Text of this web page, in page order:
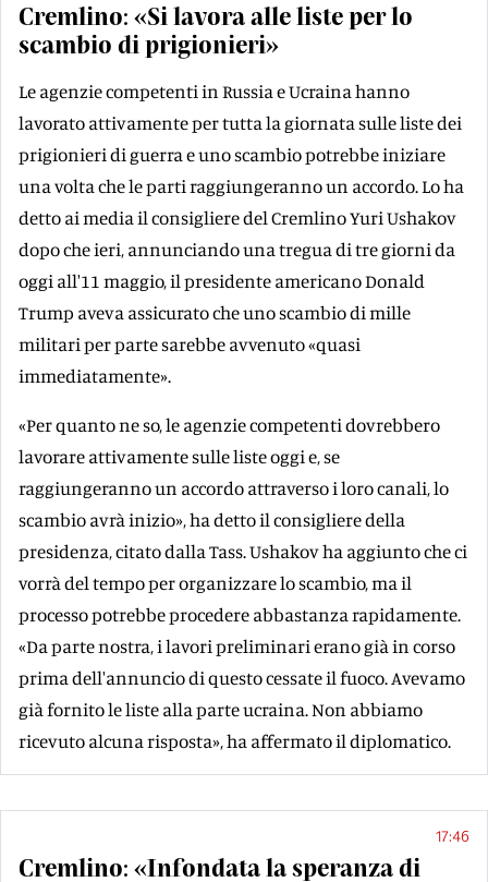
Cremlino: «Si lavora alle liste per lo
scambio di prigionieri»
Le agenzie competenti in Russia e Ucraina hanno
lavorato attivamente per tutta la giornata sulle liste dei
prigionieri di guerra e uno scambio potrebbe iniziare
una volta che le parti raggiungeranno un accordo. Lo ha
detto ai media il consigliere del Cremlino Yuri Ushakov
dopo che ieri, annunciando una tregua di tre giorni da
oggi all'11 maggio, il presidente americano Donald
Trump aveva assicurato che uno scambio di mille
militari per parte sarebbe avvenuto «quasi
immediatamente».
«Per quanto ne so, le agenzie competenti dovrebbero
lavorare attivamente sulle liste oggi e, se
raggiungeranno un accordo attraverso i loro canali, lo
scambio avrà inizio», ha detto il consigliere della
presidenza, citato dalla Tass. Ushakov ha aggiunto che ci
vorrà del tempo per organizzare lo scambio, ma il
processo potrebbe procedere abbastanza rapidamente.
«Da parte nostra, i lavori preliminari erano già in corso
prima dell'annuncio di questo cessate il fuoco. Avevamo
già fornito le liste alla parte ucraina. Non abbiamo
ricevuto alcuna risposta», ha affermato il diplomatico.
17:46
Cremlino: «Infondata la speranza di